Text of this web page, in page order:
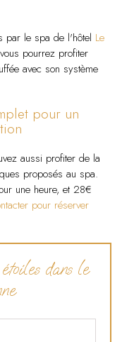
par le spa de l'hôtel Le
pourrez profiter
avec son système
pour un
aussi profiter de la
proposés au spa.
une heure, et 28€
pour réserver
dans le